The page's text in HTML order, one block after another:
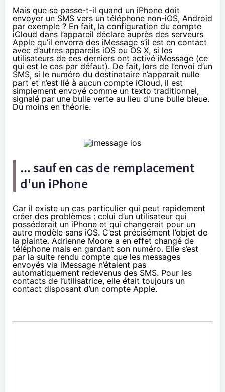
Mais que se passe-t-il quand un iPhone doit
envoyer un SMS vers un téléphone non-iOS, Android
par exemple ? En fait, la configuration du compte
iCloud dans l’appareil déclare auprès des serveurs
Apple qu’il enverra des iMessage s’il est en contact
avec d’autres appareils iOS ou OS X, si les
utilisateurs de ces derniers ont activé iMessage (ce
qui est le cas par défaut). De fait, lors de l’envoi d’un
SMS, si le numéro du destinataire n’apparait nulle
part et n’est lié à aucun compte iCloud, il est
simplement envoyé comme un texto traditionnel,
signalé par une bulle verte au lieu d'une bulle bleue.
Du moins en théorie.
... sauf en cas de remplacement
d'un iPhone
Car il existe un cas particulier qui peut rapidement
créer des problèmes : celui d’un utilisateur qui
posséderait un iPhone et qui changerait pour un
autre modèle sans iOS. C’est précisément l’objet de
la plainte. Adrienne Moore a en effet changé de
téléphone mais en gardant son numéro. Elle s’est
par la suite rendu compte que les messages
envoyés via iMessage n’étaient pas
automatiquement redevenus des SMS. Pour les
contacts de l’utilisatrice, elle était toujours un
contact disposant d’un compte Apple.